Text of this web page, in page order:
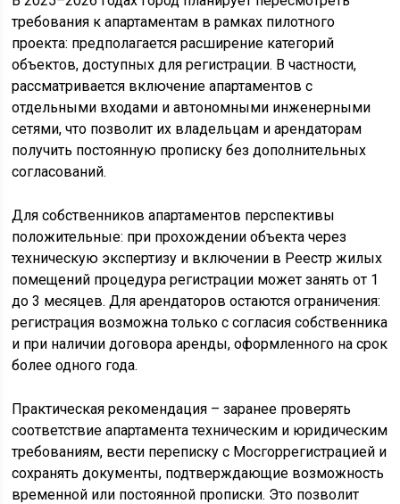
требования к апартаментам в рамках пилотного
проекта: предполагается расширение категорий
объектов, доступных для регистрации. В частности,
рассматривается включение апартаментов с
отдельными входами и автономными инженерными
сетями, что позволит их владельцам и арендаторам
получить постоянную прописку без дополнительных
согласований.
Для собственников апартаментов перспективы
положительные: при прохождении объекта через
техническую экспертизу и включении в Реестр жилых
помещений процедура регистрации может занять от 1
до 3 месяцев. Для арендаторов остаются ограничения:
регистрация возможна только с согласия собственника
и при наличии договора аренды, оформленного на срок
более одного года.
Практическая рекомендация – заранее проверять
соответствие апартамента техническим и юридическим
требованиям, вести переписку с Мосгоррегистрацией и
сохранять документы, подтверждающие возможность
временной или постоянной прописки. Это позволит